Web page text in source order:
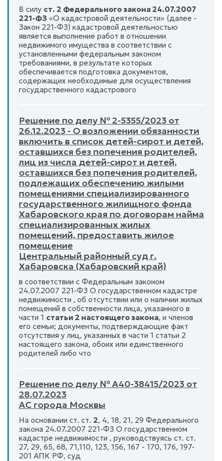
В силу ст. 2 Федерального закона 24.07.2007
221-ФЗ «О кадастровой деятельности» (далее -
Закон 221-ФЗ) кадастровой деятельностью
является выполнение работ в отношении
недвижимого имущества в соответствии с
установленными федеральным законом
требованиями, в результате которых
обеспечивается подготовка документов,
содержащих необходимые для осуществления
государственного кадастрового
Решение по делу № 2-5355/2023 от
26.12.2023 - О возложении обязанности
включить в список детей-сирот и детей,
оставшихся без попечения родителей,
лиц из числа детей-сирот и детей,
оставшихся без попечения родителей,
подлежащих обеспечению жилыми
помещениями специализированного
государственного жилищного фонда
Хабаровского края по договорам найма
специализированных жилых
помещений, предоставить жилое
помещение
Центральный районный суд г.
Хабаровска (Хабаровский край)
в соответствии с Федеральным законом
24.07.2007 221-ФЗ О государственном кадастре
недвижимости , об отсутствии или о наличии жилых
помещений в собственности лица, указанного в
части 1 статьи 2 настоящего закона, и членов
его семьи; документы, подтверждающие факт
отсутствия у лиц, указанных в части 1 статьи 2
настоящего закона, обоих или единственного
родителей либо что
Решение по делу № А40-38415/2023 от
28.07.2023
АС города Москвы
На основании ст. ст. 2, 4, 18, 21, 29 Федерального
закона 24.07.2007 221-ФЗ О государственном
кадастре недвижимости , руководствуясь ст. ст.
27, 29, 65, 68, 71,110, 123, 156, 167 - 170, 176, 197-
201 АПК РФ, суд